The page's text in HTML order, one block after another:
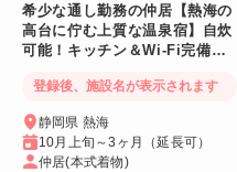
希少な通し勤務の仲居【熱海の
高台に佇む上質な温泉宿】自炊
可能！キッチン＆Wi-Fi完備！
登録後、施設名が表示されます
静岡県 熱海
10月上旬～3ヶ月（延長可）
仲居(本式着物)